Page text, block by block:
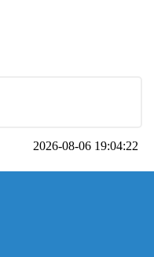
2026-08-06 19:04:22